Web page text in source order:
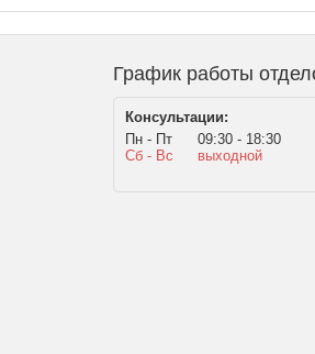
График работы
Консультации:
Пн - Пт
09:30 - 18:30
Сб - Вс
выходной